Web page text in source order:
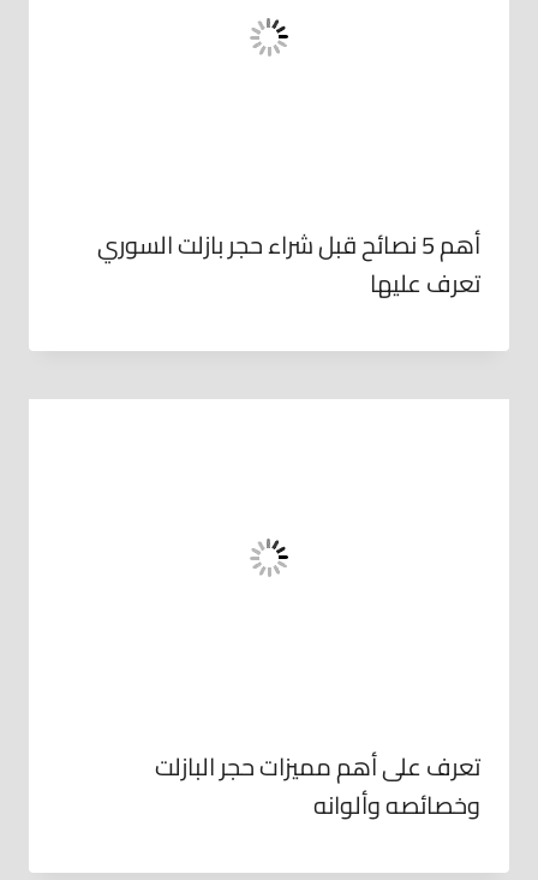
أهم 5 نصائح قبل شراء حجر بازلت السوري
تعرف عليها
تعرف على أهم مميزات حجر البازلت
وخصائصه وألوانه